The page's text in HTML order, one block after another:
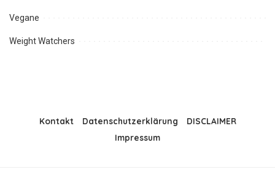
Vegane
Weight Watchers
Kontakt Datenschutzerklärung
DISCLAIMER
Impressum